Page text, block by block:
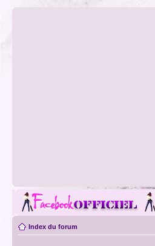
Index du forum